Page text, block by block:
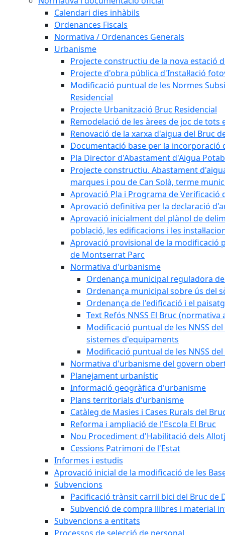
Calendari dies inhàbils
Ordenances Fiscals
Normativa / Ordenances Generals
Urbanisme
Projecte constructiu de la nova estació
Projecte d'obra pública d'Instal·lació
Modificació puntual de les Normes
Residencial
Projecte Urbanització Bruc Residencial
Remodelació de les àrees de joc de
Renovació de la xarxa d'aigua del Bruc
Documentació base per la incorporació
Pla Director d'Abastament d'Aigua
Projecte constructiu. Abastament
marques i pou de Can Solà, terme
Aprovació Pla i Programa de Verificació
Aprovació definitiva per la declaració
Aprovació inicialment del plànol de
població, les edificacions i les
Aprovació provisional de la modificació
de Montserrat Parc
Normativa d'urbanisme
Ordenança municipal reguladora
Ordenança municipal sobre ús del
Ordenança de l'edificació i el
Text Refós NNSS El Bruc (normativa
Modificació puntual de les NNSS
sistemes d'equipaments
Modificació puntual de les NNSS
Normativa d'urbanisme del govern
Planejament urbanístic
Informació geogràfica d'urbanisme
Plans territorials d'urbanisme
Catàleg de Masies i Cases Rurals del
Reforma i ampliació de l'Escola El Bruc
Nou Procediment d'Habilitació dels
Cessions Patrimoni de l'Estat
Informes i estudis
Aprovació inicial de la modificació de les
Subvencions
Pacificació trànsit carril bici del Bruc de
Subvenció de compra llibres i material
Subvencions a entitats